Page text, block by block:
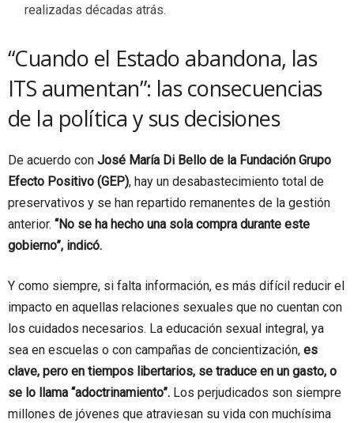
realizadas décadas atrás.
“Cuando el Estado abandona, las
ITS aumentan”: las consecuencias
de la política y sus decisiones
De acuerdo con José María Di Bello de la Fundación Grupo
Efecto Positivo (GEP), hay un desabastecimiento total de
preservativos y se han repartido remanentes de la gestión
anterior. “No se ha hecho una sola compra durante este
gobierno”, indicó.
Y como siempre, si falta información, es más difícil reducir el
impacto en aquellas relaciones sexuales que no cuentan con
los cuidados necesarios. La educación sexual integral, ya
sea en escuelas o con campañas de concientización, es
clave, pero en tiempos libertarios, se traduce en un gasto, o
se lo llama “adoctrinamiento”. Los perjudicados son siempre
millones de jóvenes que atraviesan su vida con muchísima